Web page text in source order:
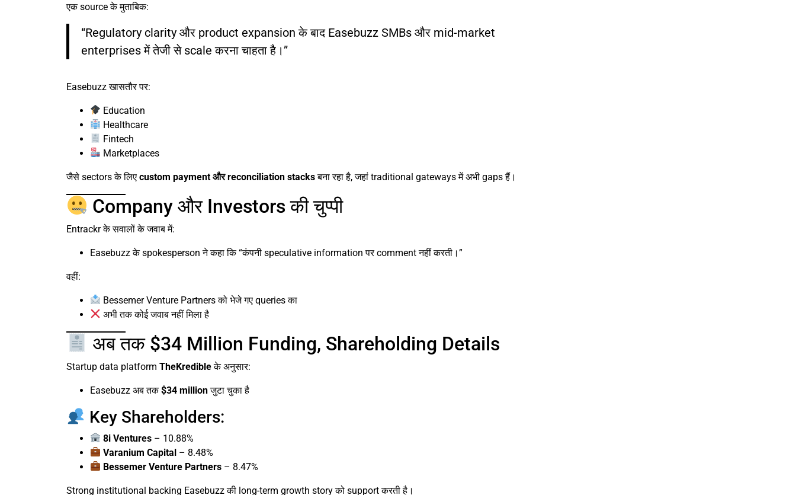
एक source के मुताबिक:
“Regulatory clarity और product expansion के बाद Easebuzz SMBs और mid-market
enterprises में तेजी से scale करना चाहता है।”
Easebuzz खासतौर पर:
Education
Healthcare
Fintech
Marketplaces
जैसे sectors के लिए custom payment और reconciliation stacksबना रहा है, जहां traditional gateways में अभी gaps हैं।
Company और Investors की चुप्पी
Entrackr के सवालों के जवाब में:
Easebuzz के spokesperson ने कहा कि “कंपनी speculative information पर comment नहीं करती।”
वहीं:
Bessemer Venture Partners को भेजे गए queries का
अभी तक कोई जवाब नहीं मिला है
अब तक $34 Million Funding, Shareholding Details
Startup data platform TheKredibleके अनुसार:
Easebuzz अब तक$34 millionजुटा चुका है
Key Shareholders:
8i Ventures – 10.88%
Varanium Capital – 8.48%
Bessemer Venture Partners – 8.47%
Strong institutional backing Easebuzz की long-term growth story को support करती है।